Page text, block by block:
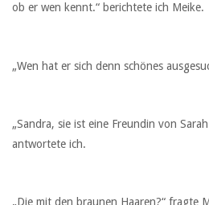
ob er wen kennt.“ berichtete ich Meike.
„Wen hat er sich denn schönes
„Sandra, sie ist eine Freundin von
antwortete ich.
„Die mit den braunen Haaren?“ fragte